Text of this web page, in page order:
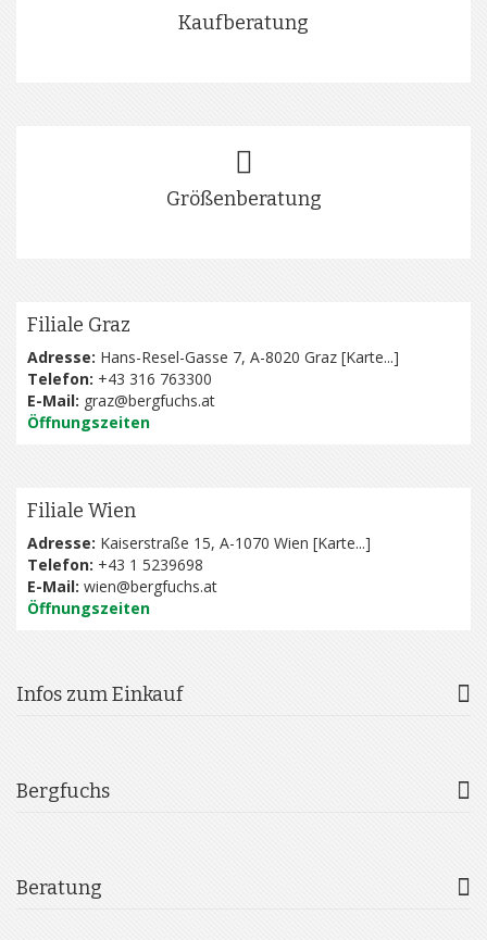
Kaufberatung
Größenberatung
Filiale Graz
Adresse: Hans-Resel-Gasse 7, A-8020 Graz [Karte...]
Telefon: +43 316 763300
E-Mail: graz@bergfuchs.at
Öffnungszeiten
Filiale Wien
Adresse: Kaiserstraße 15, A-1070 Wien [Karte...]
Telefon: +43 1 5239698
E-Mail: wien@bergfuchs.at
Öffnungszeiten
Infos zum Einkauf
Bergfuchs
Beratung